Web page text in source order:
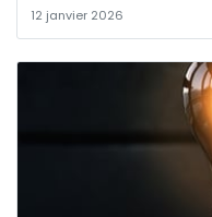
12 janvier 2026